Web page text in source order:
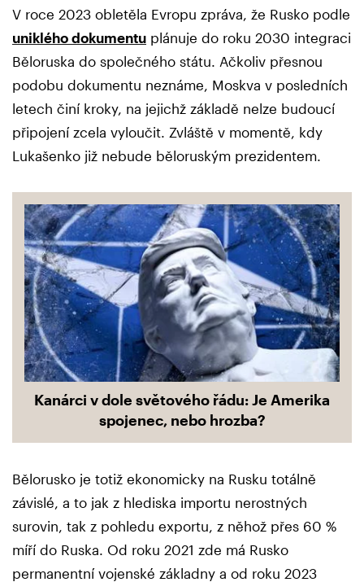
V roce 2023 obletěla Evropu zpráva, že Rusko podle
uniklého dokumentu plánuje do roku 2030 integraci
Běloruska do společného státu. Ačkoliv přesnou
podobu dokumentu neznáme, Moskva v posledních
letech činí kroky, na jejichž základě nelze budoucí
připojení zcela vyloučit. Zvláště v momentě, kdy
Lukašenko již nebude běloruským prezidentem.
Kanárci v dole světového řádu: Je Amerika
spojenec, nebo hrozba?
Bělorusko je totiž ekonomicky na Rusku totálně
závislé, a to jak z hlediska importu nerostných
surovin, tak z pohledu exportu, z něhož přes 60 %
míří do Ruska. Od roku 2021 zde má Rusko
permanentní vojenské základny a od roku 2023